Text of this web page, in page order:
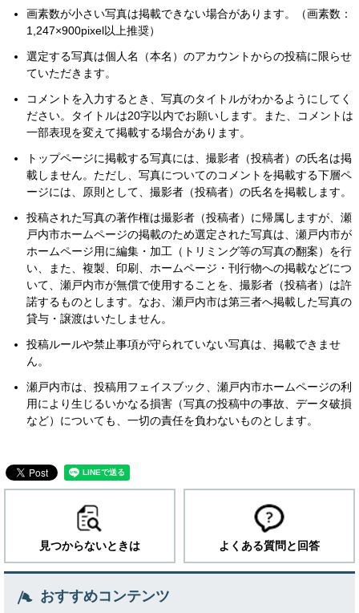
画素数が小さい写真は掲載できない場合があります。（画素数：
1,247×900pixel以上推奨）
選定する写真は個人名（本名）のアカウントからの投稿に限らせ
ていただきます。
コメントを入力するとき、写真のタイトルがわかるようにしてく
ださい。タイトルは20字以内でお願いします。また、コメントは
一部表現を変えて掲載する場合があります。
トップページに掲載する写真には、撮影者（投稿者）の氏名は掲
載しません。ただし、写真についてのコメントを掲載する下層ペ
ージには、原則として、撮影者（投稿者）の氏名を掲載します。
投稿された写真の著作権は撮影者（投稿者）に帰属しますが、瀬
戸内市ホームページの掲載のため選定された写真は、瀬戸内市が
ホームページ用に編集・加工（トリミング等の写真の翻案）を行
い、また、複製、印刷、ホームページ・刊行物への掲載などにつ
いて、瀬戸内市が無償で使用することを、撮影者（投稿者）は許
諾するものとします。なお、瀬戸内市は第三者へ掲載した写真の
貸与・譲渡はいたしません。
投稿ルールや禁止事項が守られていない写真は、掲載できませ
ん。
瀬戸内市は、投稿用フェイスブック、瀬戸内市ホームページの利
用により生じるいかなる損害（写真の投稿中の事故、データ破損
など）についても、一切の責任を負わないものとします。
見つからないときは よくある質問と回答
おすすめコンテンツ